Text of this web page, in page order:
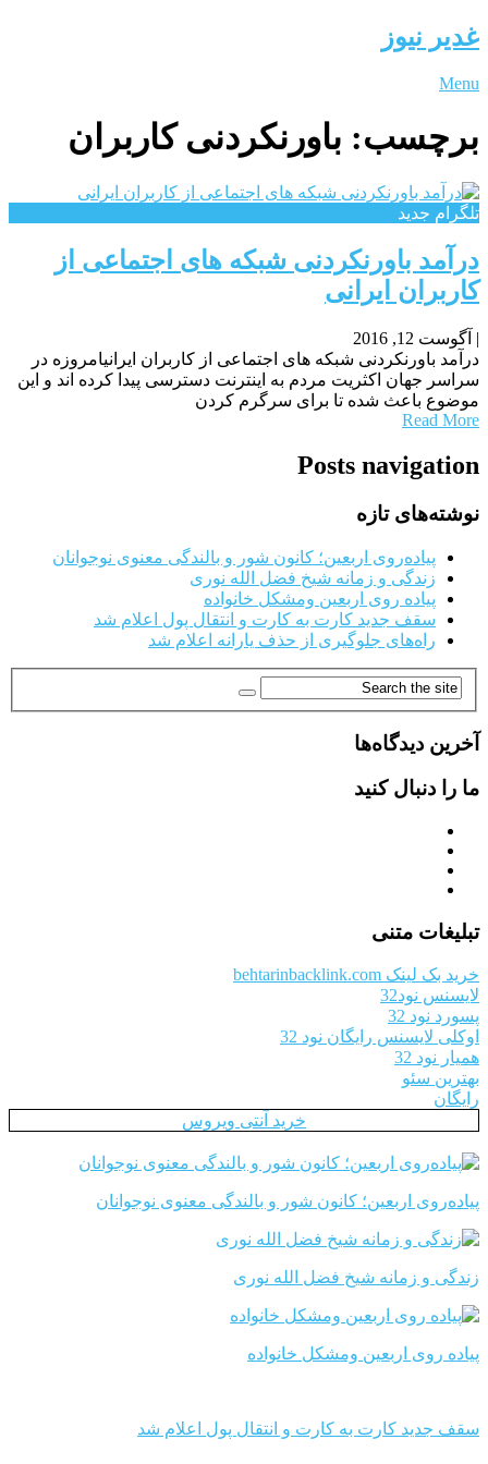
غدیر نیوز
Menu
برچسب: باورنکردنی کاربران
تلگرام جدید
درآمد باورنکردنی شبکه های اجتماعی از
کاربران ایرانی
| آگوست 12, 2016
درآمد باورنکردنی شبکه های اجتماعی از کاربران ایرانیامروزه در
سراسر جهان اکثریت مردم به اینترنت دسترسی پیدا کرده اند و این
موضوع باعث شده تا برای سرگرم کردن
Read More
Posts navigation
نوشته‌های تازه
پیاده‌روی اربعین؛ کانون شور و بالندگی معنوی نوجوانان
زندگی و زمانه شیخ فضل الله نوری
پیاده روی اربعین ومشکل خانواده
سقف جدید کارت به کارت و انتقال پول اعلام شد
راه‌های جلوگیری از حذف یارانه اعلام شد
آخرین دیدگاه‌ها
ما را دنبال کنید
تبلیغات متنی
خرید بک لینک behtarinbacklink.com
لایسنس نود32
پسورد نود 32
اوکلی لایسنس رایگان نود 32
همیار نود 32
بهترین سئو
رایگان
خرید آنتی ویروس
پیاده‌روی اربعین؛ کانون شور و بالندگی معنوی نوجوانان
زندگی و زمانه شیخ فضل الله نوری
پیاده روی اربعین ومشکل خانواده
سقف جدید کارت به کارت و انتقال پول اعلام شد